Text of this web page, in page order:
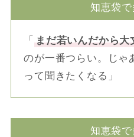
知恵袋
「 まだ若いんだから大
のが一番つらい。じゃ
って聞きたくなる」
知恵袋